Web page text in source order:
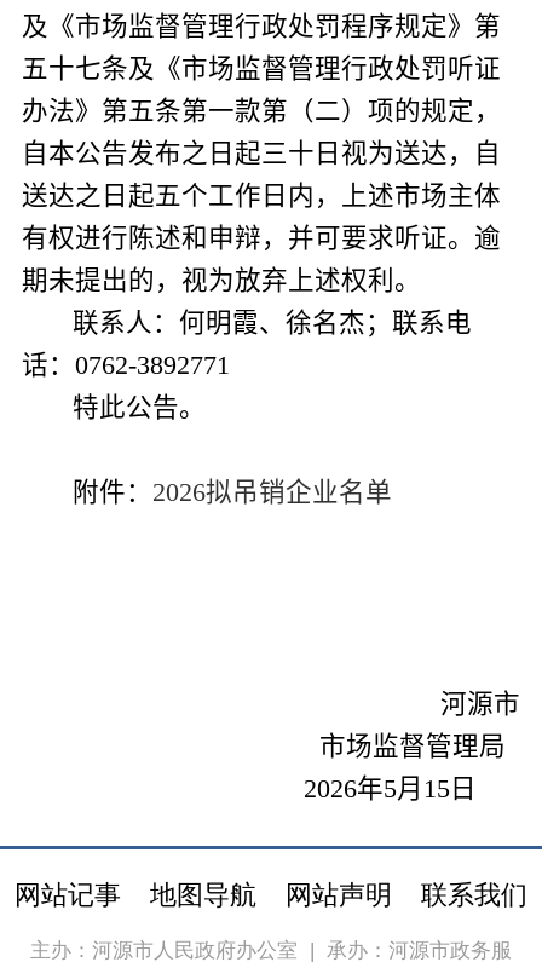
及《市场监督管理行政处罚程序规定》第
五十七条及《市场监督管理行政处罚听证
办法》第五条第一款第（二）项的规定，
自本公告发布之日起三十日视为送达，自
送达之日起五个工作日内，上述市场主体
有权进行陈述和申辩，并可要求听证。逾
期未提出的，视为放弃上述权利。
联系人：何明霞、徐名杰； 联系电
话： 0762-3892771
特此公告。
附件： 2026拟吊销企业名单
河源市
市场监督管理局
2026年5月 15 日
网站记事 地图导航 网站声明 联系我们
主办：河源市人民政府办公室 | 承办：河源市政务服